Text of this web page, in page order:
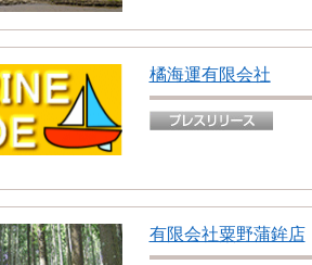
橘海運有限会社
有限会社粟野蒲鉾店